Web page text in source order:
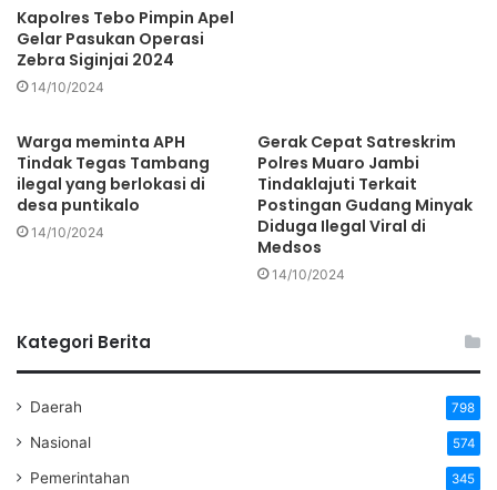
Kapolres Tebo Pimpin Apel
Gelar Pasukan Operasi
Zebra Siginjai 2024
14/10/2024
Warga meminta APH
Tindak Tegas Tambang
ilegal yang berlokasi di
desa puntikalo
14/10/2024
Gerak Cepat Satreskrim
Polres Muaro Jambi
Tindaklajuti Terkait
Postingan Gudang Minyak
Diduga Ilegal Viral di
Medsos
14/10/2024
Kategori Berita
Daerah 798
Nasional 574
Pemerintahan 345